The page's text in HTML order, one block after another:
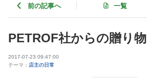
前の記事へ 一覧
PETROF社からの贈り物
2017-07-23 09:47:00
テーマ： 店主の日常